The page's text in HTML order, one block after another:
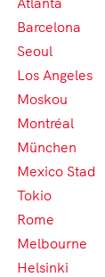
Barcelona
Seoul
Los Angeles
Moskou
Montréal
München
Mexico Stad
Tokio
Rome
Melbourne
Helsinki